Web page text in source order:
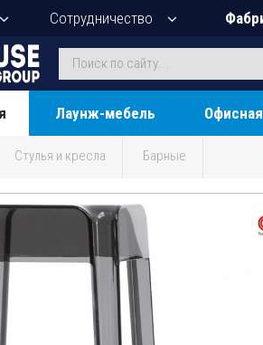
Сотрудничество
Лаунж-мебель
Стулья и кресла Барные